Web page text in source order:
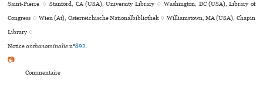
Saint-Pierre ♢ Stanford, CA (USA), University Library ♢ Washington, DC (USA), Library of
Congress ♢ Wien (At), Österreichische Nationalbibliothek ♢ Williamstown, MA (USA), Chapin
Library ♢
Noticeanthonominalien°892.
📷
Commentaire